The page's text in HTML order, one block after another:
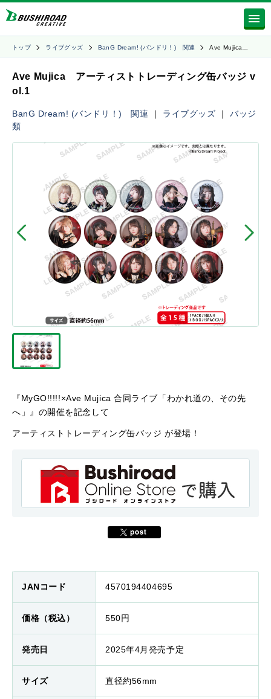
トップ ライブグッズ BanG Dream! (バンドリ！) 関連 Ave Mujica…
Ave Mujica アーティストトレーディング缶バッジ v
ol.1
BanG Dream! (バンドリ！) 関連 ｜ ライブグッズ ｜バッジ
類
『MyGO!!!!!×Ave Mujica 合同ライブ「わかれ道の、その先
へ」』の開催を記念して
アーティストトレーディング缶バッジ が登場！
JANコード 4570194404695
価格（税込） 550円
発売日 2025年4月発売予定
サイズ 直径約56mm